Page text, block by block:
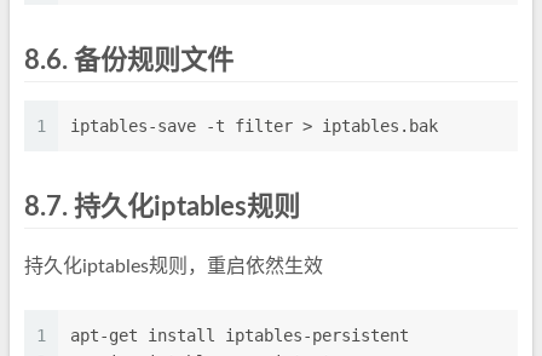
8.6. 备份规则文件
1 iptables-save -t filter > iptables.bak
8.7. 持久化iptables规则
持久化iptables规则，重启依然生效
1
apt-get install iptables-persistent